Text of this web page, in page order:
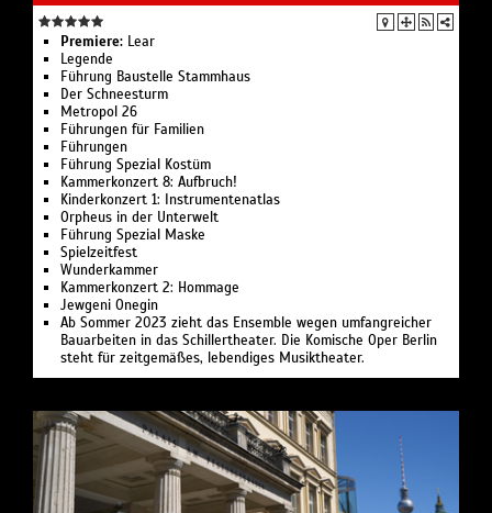
Premiere: Lear
Legende
Führung Bau­stelle Stamm­haus
Der Schnee­sturm
Metropol 26
Führungen für Familien
Führungen
Führung Spezial Kostüm
Kammerkonzert 8: Aufbruch!
Kinderkonzert 1: Instru­men­ten­atlas
Or­pheus in der Un­ter­welt
Führung Spezial Maske
Spielzeit­fest
Wunder­kammer
Kammerkonzert 2: Hommage
Jewgeni Onegin
Ab Sommer 2023 zieht das Ensemble wegen umfangreicher
Bauarbeiten in das Schillertheater. Die Komische Oper Berlin
steht für zeitgemäßes, lebendiges Musiktheater.